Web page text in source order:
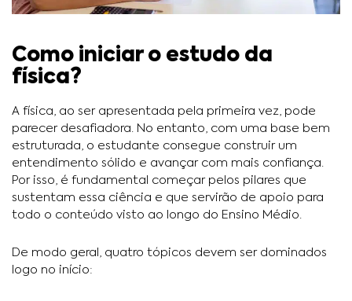
Como iniciar o estudo da
física?
A física, ao ser apresentada pela primeira vez, pode
parecer desafiadora. No entanto, com uma base bem
estruturada, o estudante consegue construir um
entendimento sólido e avançar com mais confiança.
Por isso, é fundamental começar pelos pilares que
sustentam essa ciência e que servirão de apoio para
todo o conteúdo visto ao longo do Ensino Médio.
De modo geral, quatro tópicos devem ser dominados
logo no início: